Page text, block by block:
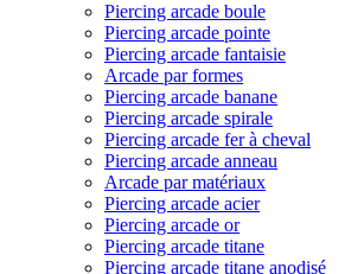
Piercing arcade boule
Piercing arcade pointe
Piercing arcade fantaisie
Arcade par formes
Piercing arcade banane
Piercing arcade spirale
Piercing arcade fer à cheval
Piercing arcade anneau
Arcade par matériaux
Piercing arcade acier
Piercing arcade or
Piercing arcade titane
Piercing arcade titane anodisé